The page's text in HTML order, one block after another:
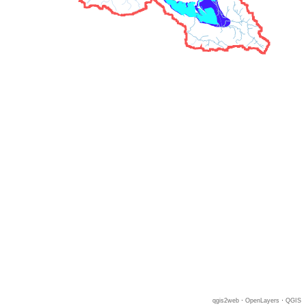
qgis2web ·OpenLayers ·QGIS